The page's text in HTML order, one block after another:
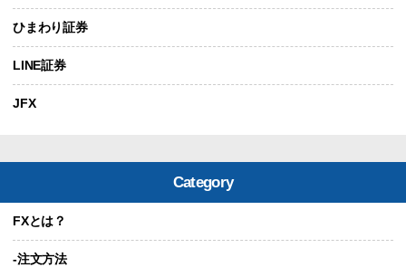
ひまわり証券
LINE証券
JFX
Category
FXとは？
-注文方法